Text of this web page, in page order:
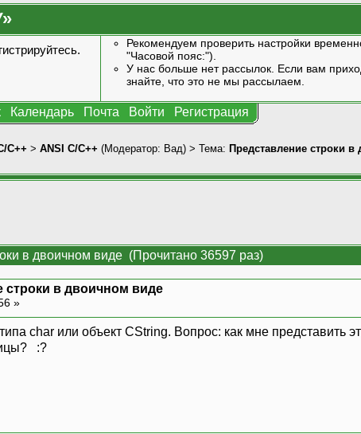
.
Рекомендуем проверить настройки
"Часовой пояс:").
У нас больше нет рассылок. Если вам
знайте, что это не мы рассылаем.
Календарь Почта Войти Регистрация
C++ > ANSI С/С++ (Модератор: Вад) > Тема: Представление строки
в двоичном виде (Прочитано 36597 раз)
строки в двоичном виде
»
char или объект CString. Вопрос: как мне представить
:?